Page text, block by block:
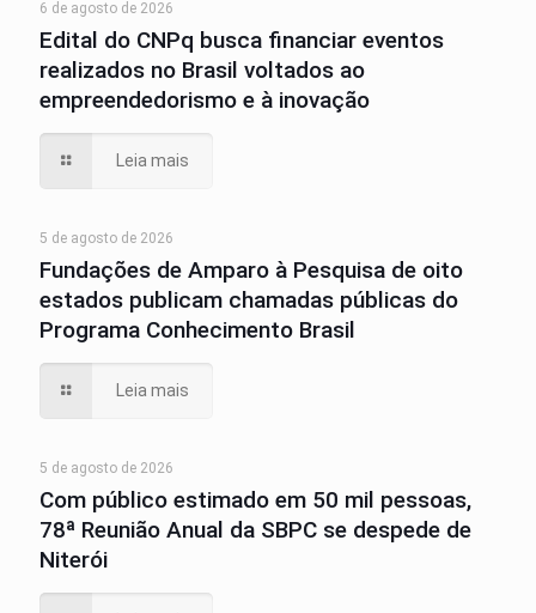
6 de agosto de 2026
Edital do CNPq busca financiar eventos
realizados no Brasil voltados ao
empreendedorismo e à inovação
Leia mais
5 de agosto de 2026
Fundações de Amparo à Pesquisa de oito
estados publicam chamadas públicas do
Programa Conhecimento Brasil
Leia mais
5 de agosto de 2026
Com público estimado em 50 mil pessoas,
78ª Reunião Anual da SBPC se despede de
Niterói